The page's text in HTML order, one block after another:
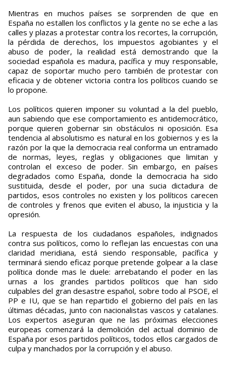
Mientras en muchos países se sorprenden de que en
España no estallen los conflictos y la gente no se eche a las
calles y plazas a protestar contra los recortes, la corrupción,
la pérdida de derechos, los impuestos agobiantes y el
abuso de poder, la realidad está demostrando que la
sociedad española es madura, pacífica y muy responsable,
capaz de soportar mucho pero también de protestar con
eficacia y de obtener victoria contra los políticos cuando se
lo propone.
Los políticos quieren imponer su voluntad a la del pueblo,
aun sabiendo que ese comportamiento es antidemocrático,
porque quieren gobernar sin obstáculos ni oposición. Esa
tendencia al absolutismo es natural en los gobiernos y es la
razón por la que la democracia real conforma un entramado
de normas, leyes, reglas y obligaciones que limitan y
controlan el exceso de poder. Sin embargo, en países
degradados como España, donde la democracia ha sido
sustituida, desde el poder, por una sucia dictadura de
partidos, esos controles no existen y los políticos carecen
de controles y frenos que eviten el abuso, la injusticia y la
opresión.
La respuesta de los ciudadanos españoles, indignados
contra sus políticos, como lo reflejan las encuestas con una
claridad meridiana, está siendo responsable, pacífica y
terminará siendo eficaz porque pretende golpear a la clase
política donde mas le duele: arrebatando el poder en las
urnas a los grandes partidos políticos que han sido
culpables del gran desastre español, sobre todo al PSOE, el
PP e IU, que se han repartido el gobierno del país en las
últimas décadas, junto con nacionalistas vascos y catalanes.
Los expertos aseguran que ne las próximas elecciones
europeas comenzará la demolición del actual dominio de
España por esos partidos políticos, todos ellos cargados de
culpa y manchados por la corrupción y el abuso.